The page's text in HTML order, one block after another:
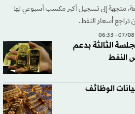
متجهة إلى تسجيل أكبر مكسب أسبوعي لها
تراجع أسعار النفط.
الثالثة بدعم
النفط
الوظائف